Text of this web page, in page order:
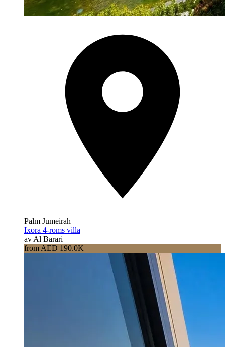
Palm Jumeirah
Ixora 4-roms villa
av Al Barari
from AED 190.0K